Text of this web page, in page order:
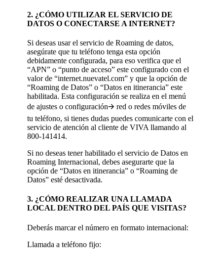
2. ¿CÓMO UTILIZAR EL SERVICIO DE
DATOS O CONECTARSE A INTERNET?
Si deseas usar el servicio de Roaming de datos,
asegúrate que tu teléfono tenga esta opción
debidamente configurada, para eso verifica que el
“APN” o “punto de acceso” este configurado con el
valor de “internet.nuevatel.com” y que la opción de
“Roaming de Datos” o “Datos en itinerancia” este
habilitada. Esta configuración se realiza en el menú
de ajustes o configuración🡪 red o redes móviles de
tu teléfono, si tienes dudas puedes comunicarte con el
servicio de atención al cliente de VIVA llamando al
800-141414.
Si no deseas tener habilitado el servicio de Datos en
Roaming Internacional, debes asegurarte que la
opción de “Datos en itinerancia” o “Roaming de
Datos” esté desactivada.
3. ¿CÓMO REALIZAR UNA LLAMADA
LOCAL DENTRO DEL PAÍS QUE VISITAS?
Deberás marcar el número en formato internacional:
Llamada a teléfono fijo: